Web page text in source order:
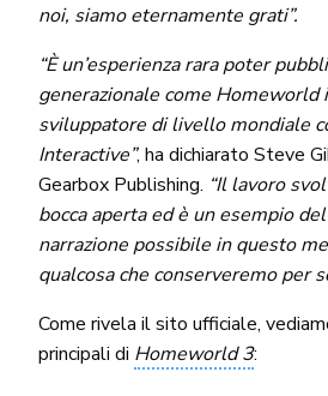
noi, siamo eternamente grati”.
“È un’esperienza rara poter
generazionale come Homeworld
sviluppatore di livello mondiale
Interactive”, ha dichiarato Steve
Gearbox Publishing. “Il lavoro
bocca aperta ed è un esempio
narrazione possibile in questo
qualcosa che conserveremo per
Come rivela il sito ufficiale,
principali di Homeworld 3: